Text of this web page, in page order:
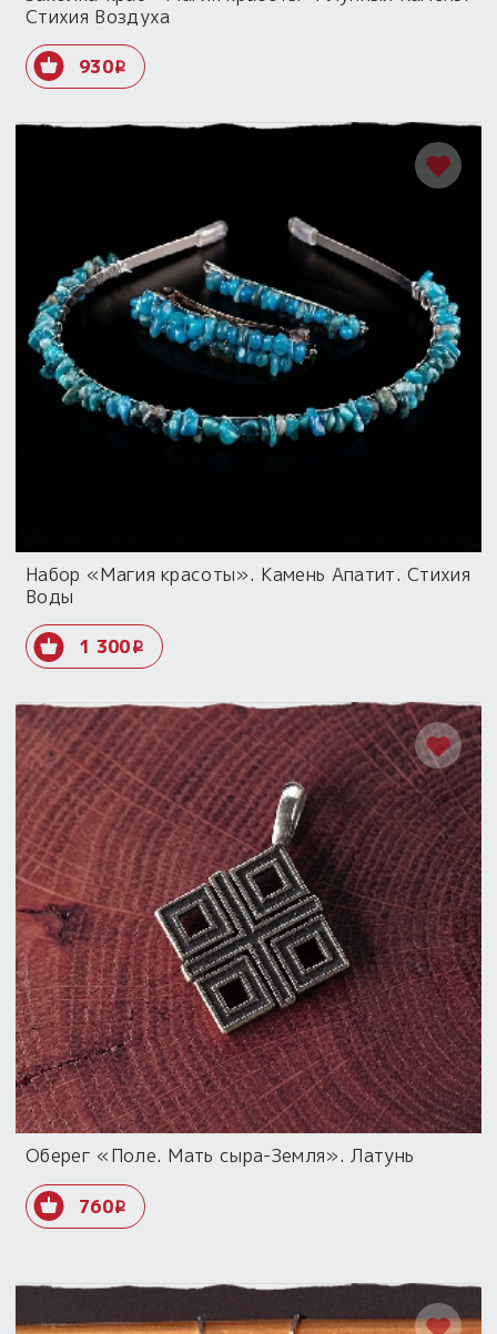
Стихия Воздуха
930i
Набор «Магия красоты». Камень Апатит. Стихия
Воды
1 300i
Оберег «Поле. Мать сыра-Земля». Латунь
760i